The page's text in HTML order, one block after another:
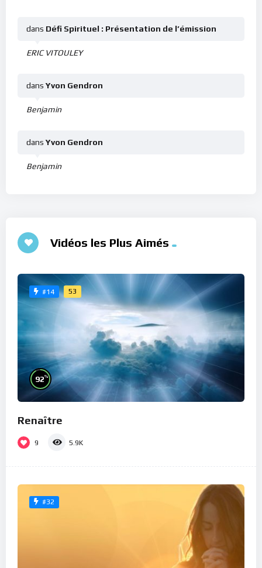
ERIC VITOULEY
dans Défi Spirituel : Présentation de l’émission
Benjamin
dans Yvon Gendron
Benjamin
dans Yvon Gendron
Vidéos les Plus Aimés
#14 53
92%
Renaître
9 5.9K
#32